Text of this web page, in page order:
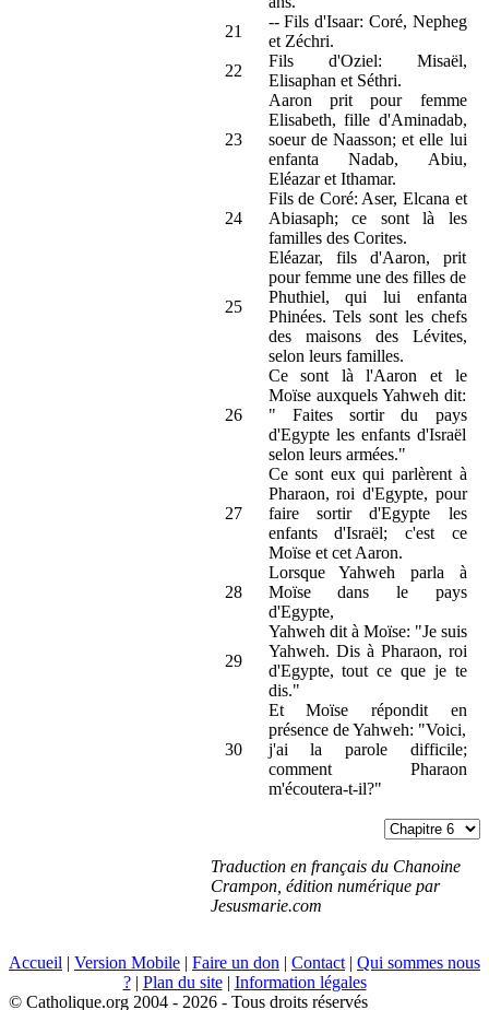
21
-- Fils d'Isaar: Coré, Nepheg
et Zéchri.
22
Fils d'Oziel: Misaël,
Elisaphan et Séthri.
23
Aaron prit pour femme
Elisabeth, fille d'Aminadab,
soeur de Naasson; et elle lui
enfanta Nadab, Abiu,
Eléazar et Ithamar.
24
Fils de Coré: Aser, Elcana et
Abiasaph; ce sont là les
familles des Corites.
25
Eléazar, fils d'Aaron, prit
pour femme une des filles de
Phuthiel, qui lui enfanta
Phinées. Tels sont les chefs
des maisons des Lévites,
selon leurs familles.
26
Ce sont là l'Aaron et le
Moïse auxquels Yahweh dit:
" Faites sortir du pays
d'Egypte les enfants d'Israël
selon leurs armées."
27
Ce sont eux qui parlèrent à
Pharaon, roi d'Egypte, pour
faire sortir d'Egypte les
enfants d'Israël; c'est ce
Moïse et cet Aaron.
28
Lorsque Yahweh parla à
Moïse dans le pays
d'Egypte,
29
Yahweh dit à Moïse: "Je suis
Yahweh. Dis à Pharaon, roi
d'Egypte, tout ce que je te
dis."
30
Et Moïse répondit en
présence de Yahweh: "Voici,
j'ai la parole difficile;
comment Pharaon
m'écoutera-t-il?"
Traduction en français du Chanoine
Crampon, édition numérique par
Jesusmarie.com
Accueil | Version Mobile | Faire un don | Contact | Qui sommes nous
?| Plan du site| Information légales
© Catholique.org 2004 - 2026 - Tous droits réservés